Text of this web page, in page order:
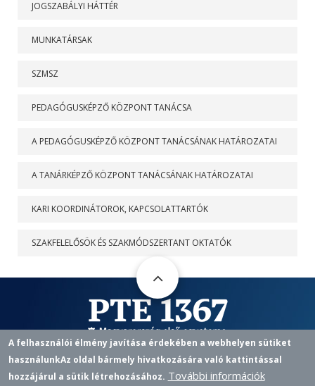
JOGSZABÁLYI HÁTTÉR
MUNKATÁRSAK
SZMSZ
PEDAGÓGUSKÉPZŐ KÖZPONT TANÁCSA
A PEDAGÓGUSKÉPZŐ KÖZPONT TANÁCSÁNAK HATÁROZATAI
A TANÁRKÉPZŐ KÖZPONT TANÁCSÁNAK HATÁROZATAI
KARI KOORDINÁTOROK, KAPCSOLATTARTÓK
SZAKFELELŐSÖK ÉS SZAKMÓDSZERTANT OKTATÓK
Pedagógusképző Központ
7622 PÉCS, VASVÁRI P. U. 4.
A felhasználói élmény javítása érdekében a webhelyen sütiket
használunkAz oldal bármely hivatkozására való kattintással
hozzájárul a sütik létrehozásához. További információk